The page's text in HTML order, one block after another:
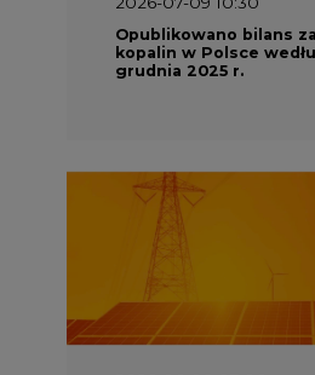
2026-06-08 07:00
taniej. Ciepłownictwo
KSE"